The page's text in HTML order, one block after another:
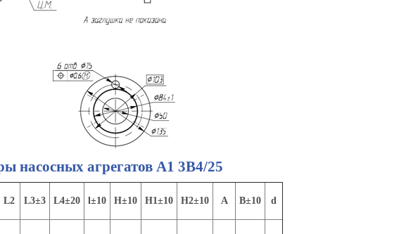
насосных агрегатов А1 3В4/25
L2 L3±3 L4±20 l±10 H±10 H1±10 H2±10 A B±10 d